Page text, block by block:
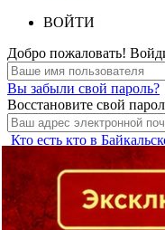
ВОЙТИ
Добро пожаловать!
Вы забыли свой пароль?
Восстановите свой
Кто есть кто в